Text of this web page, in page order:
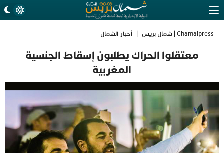
Chamalpress | شمال بريس أخبار الشمال
معتقلوا الحراك يطلبون إسقاط الجنسية
المغربية